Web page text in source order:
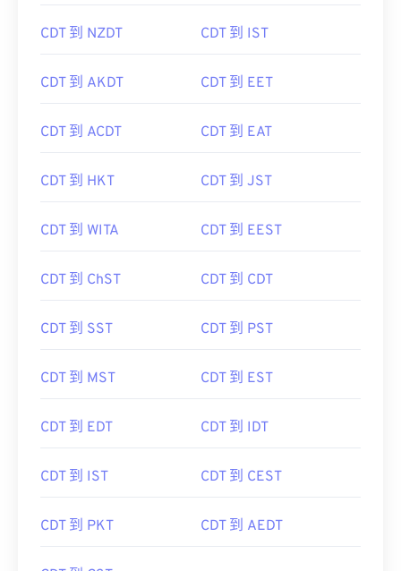
CDT 到 NZDT CDT 到 IST
CDT 到 AKDT CDT 到 EET
CDT 到 ACDT CDT 到 EAT
CDT 到 HKT CDT 到 JST
CDT 到 WITA CDT 到 EEST
CDT 到 ChST CDT 到 CDT
CDT 到 SST CDT 到 PST
CDT 到 MST CDT 到 EST
CDT 到 EDT CDT 到 IDT
CDT 到 IST CDT 到 CEST
CDT 到 PKT CDT 到 AEDT